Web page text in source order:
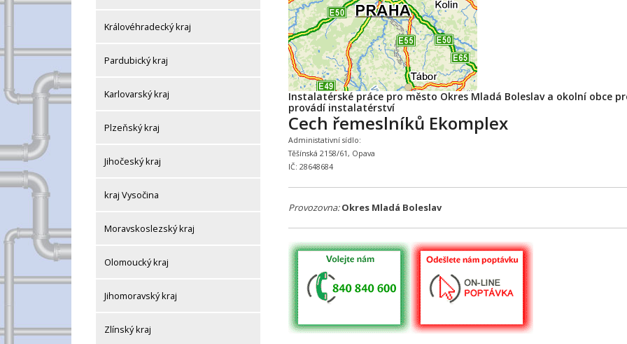
Královéhradecký kraj
Pardubický kraj
Karlovarský kraj
Plzeňský kraj
Jihočeský kraj
kraj Vysočina
Moravskoslezský kraj
Olomoucký kraj
Jihomoravský kraj
Zlínský kraj
Instalatérské práce pro město Okres Mladá Boleslav a okolní obce
provádí instalatérství
Cech řemeslníků Ekomplex
Administativní sídlo:
Těšínská 2158/61, Opava
IČ: 28648684
Provozovna: Okres Mladá Boleslav